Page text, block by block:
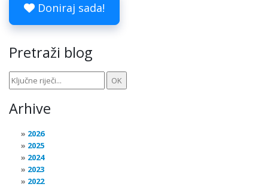
Doniraj sada!
Pretraži blog
Arhive
2026
2025
2024
2023
2022